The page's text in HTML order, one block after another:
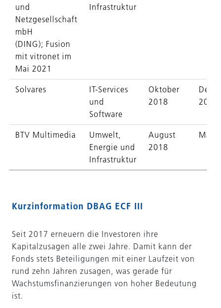
und
Netzgesellschaft
mbH
(DING); Fusion
mit vitronet im
Mai 2021
Infrastruktur
Solvares
IT-Services
und
Software
Oktober
2018
2024
BTV Multimedia
Umwelt,
Energie und
Infrastruktur
August
2018
Mai
Kurzinformation DBAG ECF III
Seit 2017 erneuern die Investoren ihre
Kapitalzusagen alle zwei Jahre. Damit kann der
Fonds stets Beteiligungen mit einer Laufzeit von
rund zehn Jahren zusagen, was gerade für
Wachstumsfinanzierungen von hoher Bedeutung
ist.